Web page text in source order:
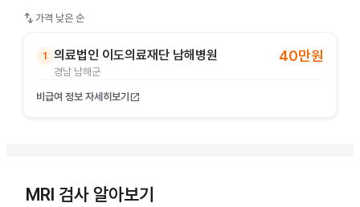
swap_vert 가격 낮은 순
1 의료법인 이도의료재단 남해병원
경남 남해군
40만원
비급여 정보 자세히보기 open_in_new
MRI 검사 알아보기